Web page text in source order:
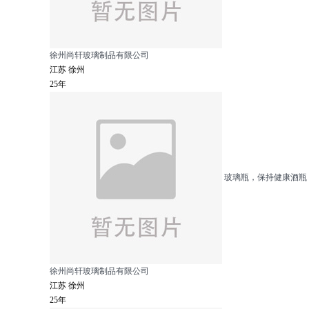
徐州尚轩玻璃制品有限公司
江苏 徐州
25年
玻璃瓶，保持健康酒瓶
徐州尚轩玻璃制品有限公司
江苏 徐州
25年